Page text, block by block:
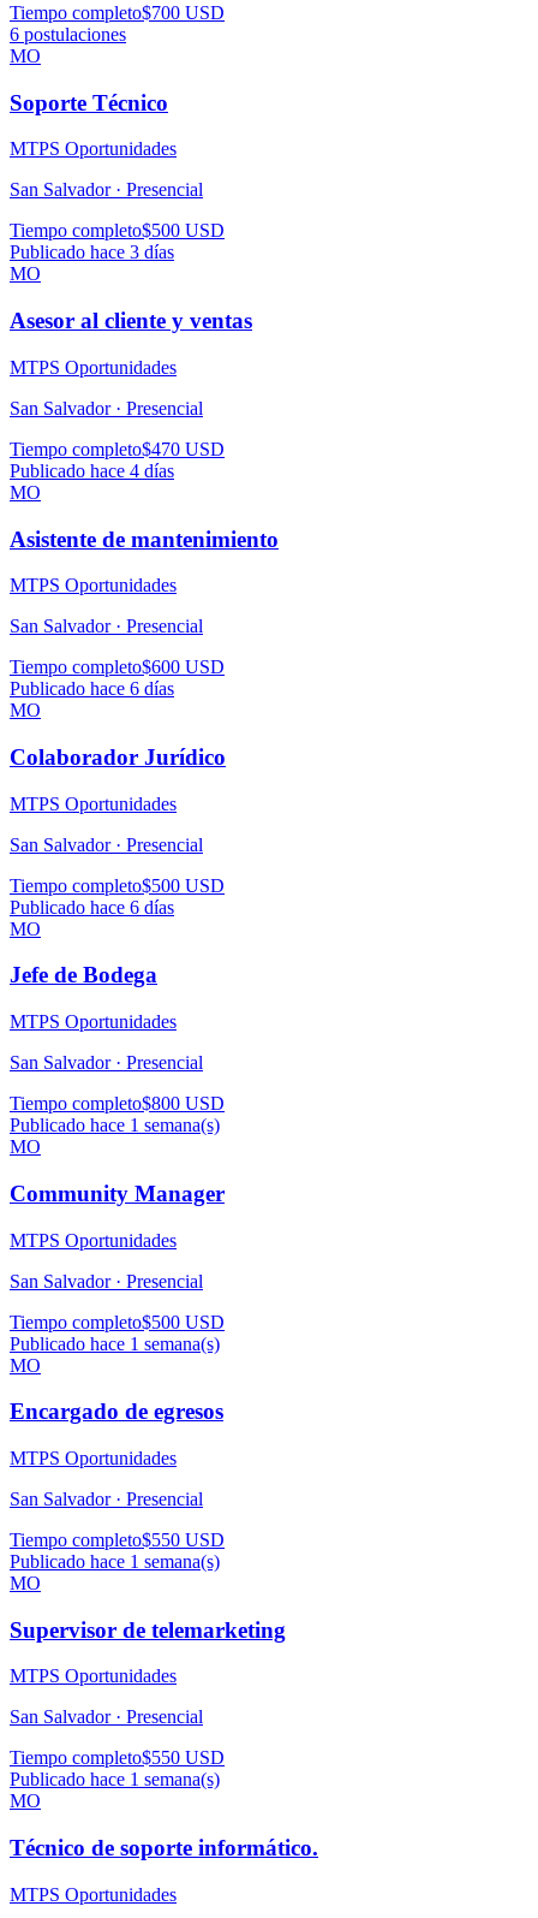
Tiempo completo$700 USD
6 postulaciones
MO
Soporte Técnico
MTPS Oportunidades
San Salvador · Presencial
Tiempo completo$500 USD
Publicado hace 3 días
MO
Asesor al cliente y ventas
MTPS Oportunidades
San Salvador · Presencial
Tiempo completo$470 USD
Publicado hace 4 días
MO
Asistente de mantenimiento
MTPS Oportunidades
San Salvador · Presencial
Tiempo completo$600 USD
Publicado hace 6 días
MO
Colaborador Jurídico
MTPS Oportunidades
San Salvador · Presencial
Tiempo completo$500 USD
Publicado hace 6 días
MO
Jefe de Bodega
MTPS Oportunidades
San Salvador · Presencial
Tiempo completo$800 USD
Publicado hace 1 semana(s)
MO
Community Manager
MTPS Oportunidades
San Salvador · Presencial
Tiempo completo$500 USD
Publicado hace 1 semana(s)
MO
Encargado de egresos
MTPS Oportunidades
San Salvador · Presencial
Tiempo completo$550 USD
Publicado hace 1 semana(s)
MO
Supervisor de telemarketing
MTPS Oportunidades
San Salvador · Presencial
Tiempo completo$550 USD
Publicado hace 1 semana(s)
MO
Técnico de soporte informático.
MTPS Oportunidades